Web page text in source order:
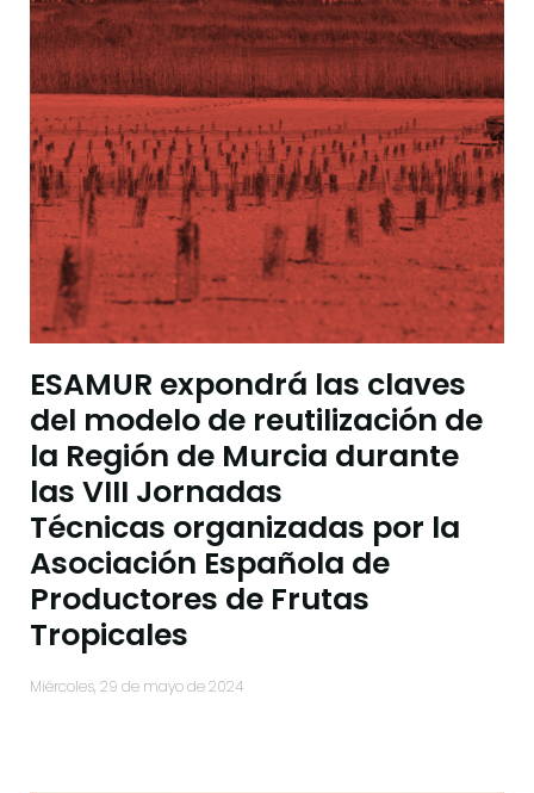
ESAMUR expondrá las claves
del modelo de reutilización de
la Región de Murcia durante
las VIII Jornadas
Técnicas organizadas por la
Asociación Española de
Productores de Frutas
Tropicales
miércoles, 29 de mayo de 2024